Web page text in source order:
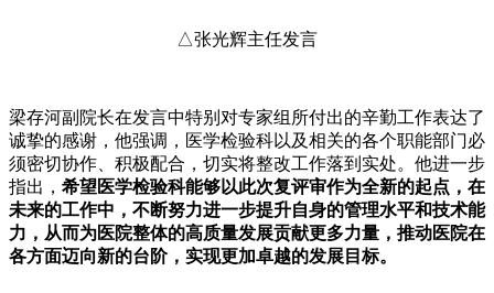
△张光辉主任发言
梁存河副院长在发言中特别对专家组所付出的辛勤工作表达了
诚挚的感谢，他强调，医学检验科以及相关的各个职能部门必
须密切协作、积极配合，切实将整改工作落到实处。他进一步
指出， 希望医学检验科能够以此次复评审作为全新的起点，在
未来的工作中，不断努力进一步提升自身的管理水平和技术能
力，从而为医院整体的高质量发展贡献更多力量，推动医院在
各方面迈向新的台阶，实现更加卓越的发展目标。